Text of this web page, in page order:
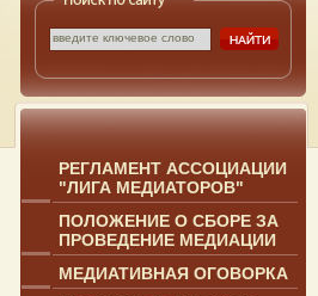
РЕГЛАМЕНТ АССОЦИАЦИИ
"ЛИГА МЕДИАТОРОВ"
ПОЛОЖЕНИЕ О СБОРЕ ЗА
ПРОВЕДЕНИЕ МЕДИАЦИИ
МЕДИАТИВНАЯ ОГОВОРКА